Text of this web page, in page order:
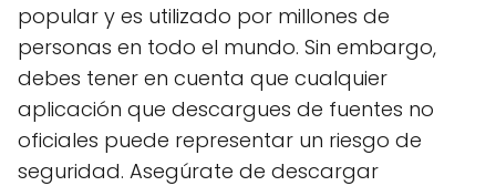
popular y es utilizado por millones de
personas en todo el mundo. Sin embargo,
debes tener en cuenta que cualquier
aplicación que descargues de fuentes no
oficiales puede representar un riesgo de
seguridad. Asegúrate de descargar